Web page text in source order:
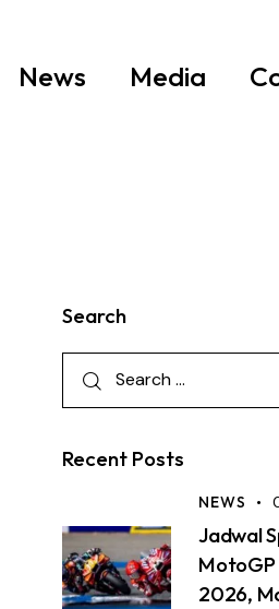
News Media
Search
Recent Posts
NEWS
Jadwal
MotoGP
2026,